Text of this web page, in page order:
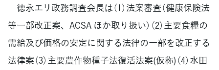
徳永エリ政務調査会長は（1）法案審査（健康保険法
等一部改正案、ACSA ほか取り扱い）（2）主要食糧の
需給及び価格の安定に関する法律の一部を改正する
法律案（3）主要農作物種子法復活法案(仮称)（4）水田